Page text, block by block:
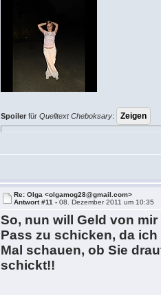
Spoiler fürQuelltext Cheboksary:
Re: Olga <olgamog28@gmail.com>
Antwort #11 -08. Dezember 2011 um 10:35
So, nun will Geld von
Pass zu schicken, da
Mal schauen, ob Sie
schickt!!